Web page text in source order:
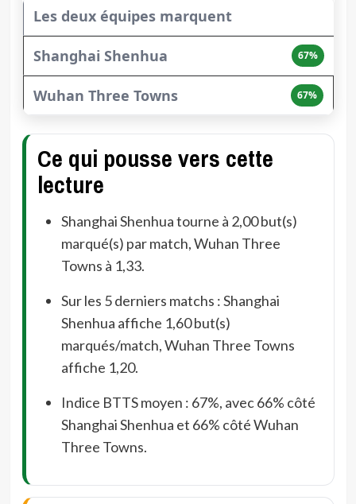
Les deux équipes marquent
67%
67%
Ce qui pousse vers cette
lecture
Shanghai Shenhua tourne à 2,00 but(s)
marqué(s) par match, Wuhan Three
Towns à 1,33.
Sur les 5 derniers matchs : Shanghai
Shenhua affiche 1,60 but(s)
marqués/match, Wuhan Three Towns
affiche 1,20.
Indice BTTS moyen : 67%, avec 66% côté
Shanghai Shenhua et 66% côté Wuhan
Three Towns.